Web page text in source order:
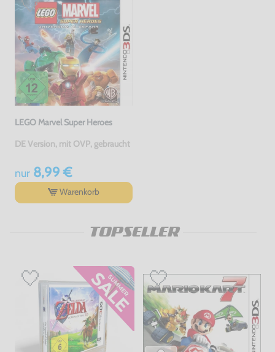
LEGO Marvel Super Heroes
DE Version, mit OVP, gebraucht
nur8,99 €
Warenkorb
TOPSELLER